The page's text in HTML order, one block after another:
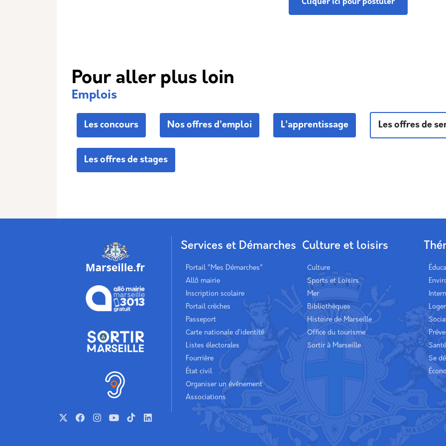
Cliquer ici pour postuler
Pour aller plus loin
Emplois
Les concours Nos offres d'emploi L'apprentissage Les offres de
Les offres de stages
Services et Démarches
Portail "Mes Démarches"
Allô mairie
Inscription scolaire
Portail crèches
Passeport
Carte nationale d’identité
Listes électorales
Fourrière
État civil
Organiser un événement
Associations
Culture et loisirs
Culture
Sports et Loisirs
Mer
Bibliothèques
Histoire de Marseille
Office du tourisme
Sortir à Marseille
Santé
Se